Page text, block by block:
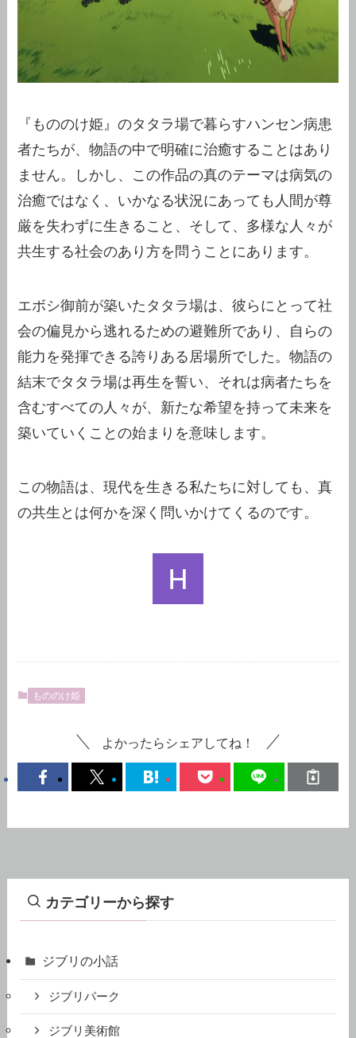
『もののけ姫』のタタラ場で暮らすハンセン病患
者たちが、物語の中で明確に治癒することはあり
ません。しかし、この作品の真のテーマは病気の
治癒ではなく、いかなる状況にあっても人間が尊
厳を失わずに生きること、そして、多様な人々が
共生する社会のあり方を問うことにあります。
エボシ御前が築いたタタラ場は、彼らにとって社
会の偏見から逃れるための避難所であり、自らの
能力を発揮できる誇りある居場所でした。物語の
結末でタタラ場は再生を誓い、それは病者たちを
含むすべての人々が、新たな希望を持って未来を
築いていくことの始まりを意味します。
この物語は、現代を生きる私たちに対しても、真
の共生とは何かを深く問いかけてくるのです。
もののけ姫
よかったらシェアしてね！
カテゴリーから探す
ジブリの小話
ジブリパーク
ジブリ美術館